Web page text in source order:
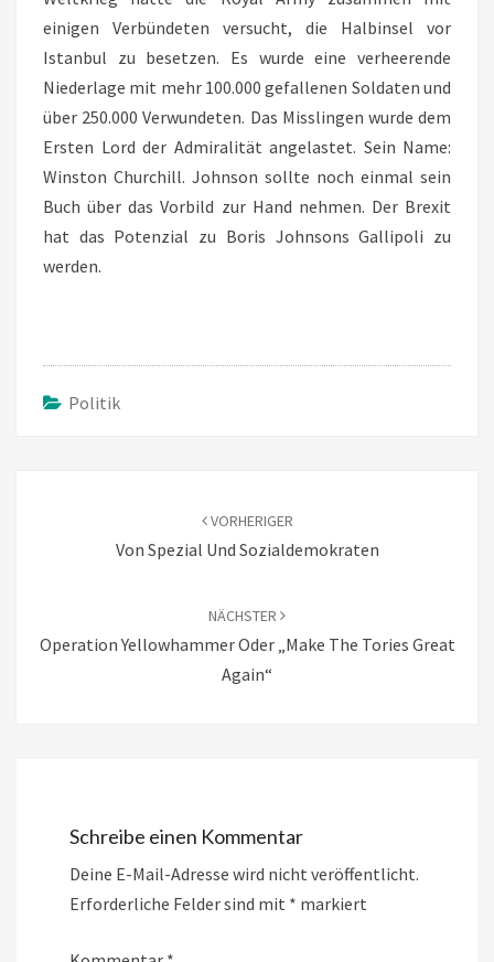
einigen Verbündeten versucht, die Halbinsel vor
Istanbul zu besetzen. Es wurde eine verheerende
Niederlage mit mehr 100.000 gefallenen Soldaten und
über 250.000 Verwundeten. Das Misslingen wurde dem
Ersten Lord der Admiralität angelastet. Sein Name:
Winston Churchill. Johnson sollte noch einmal sein
Buch über das Vorbild zur Hand nehmen. Der Brexit
hat das Potenzial zu Boris Johnsons Gallipoli zu
werden.
Politik
VORHERIGER
Von Spezial Und Sozialdemokraten
NÄCHSTER
Operation Yellowhammer Oder „Make The Tories Great
Again“
Schreibe einen Kommentar
Deine E-Mail-Adresse wird nicht veröffentlicht.
Erforderliche Felder sind mit * markiert